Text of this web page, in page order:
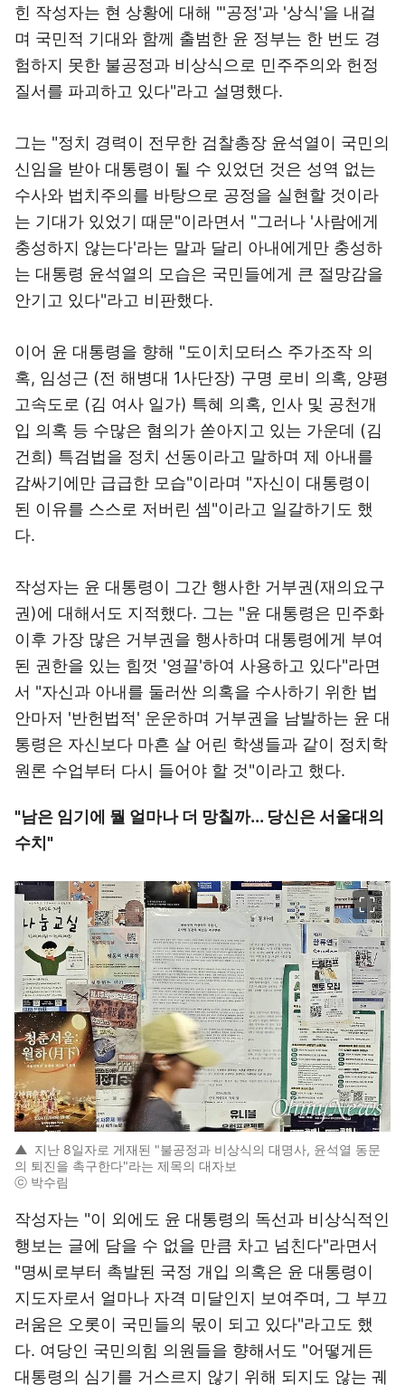
힌 작성자는 현 상황에 대해 "'공정'과 '상식'을 내걸
며 국민적 기대와 함께 출범한 윤 정부는 한 번도 경
험하지 못한 불공정과 비상식으로 민주주의와 헌정
질서를 파괴하고 있다"라고 설명했다.
그는 "정치 경력이 전무한 검찰총장 윤석열이 국민의
신임을 받아 대통령이 될 수 있었던 것은 성역 없는
수사와 법치주의를 바탕으로 공정을 실현할 것이라
는 기대가 있었기 때문"이라면서 "그러나 '사람에게
충성하지 않는다'라는 말과 달리 아내에게만 충성하
는 대통령 윤석열의 모습은 국민들에게 큰 절망감을
안기고 있다"라고 비판했다.
이어 윤 대통령을 향해 "도이치모터스 주가조작 의
혹, 임성근 (전 해병대 1사단장) 구명 로비 의혹, 양평
고속도로 (김 여사 일가) 특혜 의혹, 인사 및 공천개
입 의혹 등 수많은 혐의가 쏟아지고 있는 가운데 (김
건희) 특검법을 정치 선동이라고 말하며 제 아내를
감싸기에만 급급한 모습"이라며 "자신이 대통령이
된 이유를 스스로 저버린 셈"이라고 일갈하기도 했
다.
작성자는 윤 대통령이 그간 행사한 거부권(재의요구
권)에 대해서도 지적했다. 그는 "윤 대통령은 민주화
이후 가장 많은 거부권을 행사하며 대통령에게 부여
된 권한을 있는 힘껏 '영끌'하여 사용하고 있다"라면
서 "자신과 아내를 둘러싼 의혹을 수사하기 위한 법
안마저 '반헌법적' 운운하며 거부권을 남발하는 윤 대
통령은 자신보다 마흔 살 어린 학생들과 같이 정치학
원론 수업부터 다시 들어야 할 것"이라고 했다.
"남은 임기에 뭘 얼마나 더 망칠까... 당신은 서울대의
수치"
▲ 지난 8일자로 게재된 "불공정과 비상식의 대명사, 윤석열 동문
의 퇴진을 촉구한다"라는 제목의 대자보
ⓒ 박수림
작성자는 "이 외에도 윤 대통령의 독선과 비상식적인
행보는 글에 담을 수 없을 만큼 차고 넘친다"라면서
"명씨로부터 촉발된 국정 개입 의혹은 윤 대통령이
지도자로서 얼마나 자격 미달인지 보여주며, 그 부끄
러움은 오롯이 국민들의 몫이 되고 있다"라고도 했
다. 여당인 국민의힘 의원들을 향해서도 "어떻게든
대통령의 심기를 거스르지 않기 위해 되지도 않는 궤